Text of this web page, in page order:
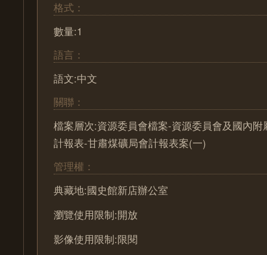
格式：
數量:1
語言：
語文:中文
關聯：
檔案層次:資源委員會檔案-資源委員會及國內
計報表-甘肅煤礦局會計報表案(一)
管理權：
典藏地:國史館新店辦公室
瀏覽使用限制:開放
影像使用限制:限閱